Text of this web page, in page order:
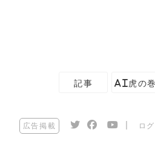
記事 AI虎の巻
広告掲載 ロ